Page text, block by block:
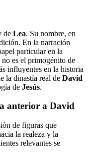
de Lea. Su nombre, en
En la narración
particular en la
es el primogénito de
influyentes en la historia
la dinastía real de David
de Jesús.
anterior a David
de figuras que
la realeza y la
relevantes se